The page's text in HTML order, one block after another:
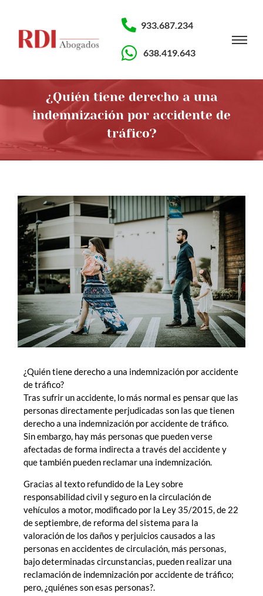
933.687.234
638.419.643
¿Quién tiene derecho a una
indemnización por accidente de
tráfico?
¿Quién tiene derecho a una indemnización por accidente
de tráfico?
Tras sufrir un accidente, lo más normal es pensar que las
personas directamente perjudicadas son las que tienen
derecho a una indemnización por accidente de tráfico.
Sin embargo, hay más personas que pueden verse
afectadas de forma indirecta a través del accidente y
que también pueden reclamar una indemnización.
Gracias al texto refundido de la Ley sobre
responsabilidad civil y seguro en la circulación de
vehículos a motor, modificado por la Ley 35/2015, de 22
de septiembre, de reforma del sistema para la
valoración de los daños y perjuicios causados a las
personas en accidentes de circulación, más personas,
bajo determinadas circunstancias, pueden realizar una
reclamación de indemnización por accidente de tráfico;
pero, ¿quiénes son esas personas?.